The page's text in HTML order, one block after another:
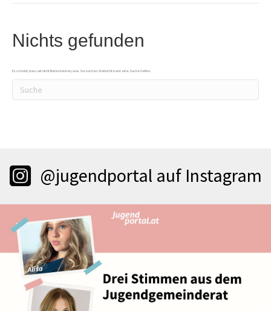
Nichts gefunden
Es scheint, dass wir nicht finden können, was Sie suchen. Vielleicht kann eine Suche helfen.
@jugendportal auf Instagram